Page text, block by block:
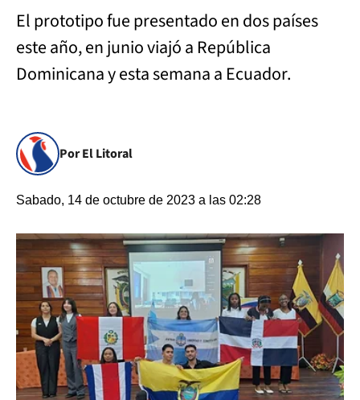
El prototipo fue presentado en dos países
este año, en junio viajó a República
Dominicana y esta semana a Ecuador.
Por El Litoral
Sabado, 14 de octubre de 2023 a las 02:28